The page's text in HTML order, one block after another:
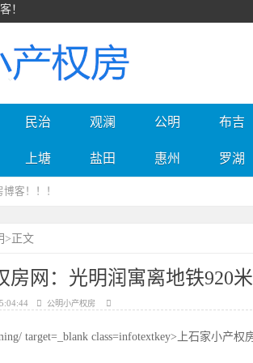
！
民治 观澜 公明 布吉
上塘 盐田 惠州 罗湖
客！！！
>正文
房网：光明润寓离地铁920米
公明小产权房